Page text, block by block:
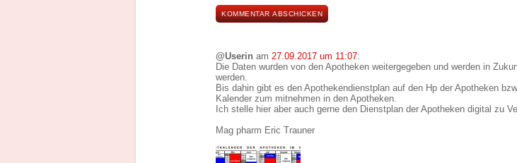
@Userin am 27.09.2017 um 11:07:
Die Daten wurden von den Apotheken weitergegeben und werden in
werden.
Bis dahin gibt es den Apothekendienstplan auf den Hp der Apotheken
Kalender zum mitnehmen in den Apotheken.
Ich stelle hier aber auch gerne den Dienstplan der Apotheken digital zu
Mag pharm Eric Trauner